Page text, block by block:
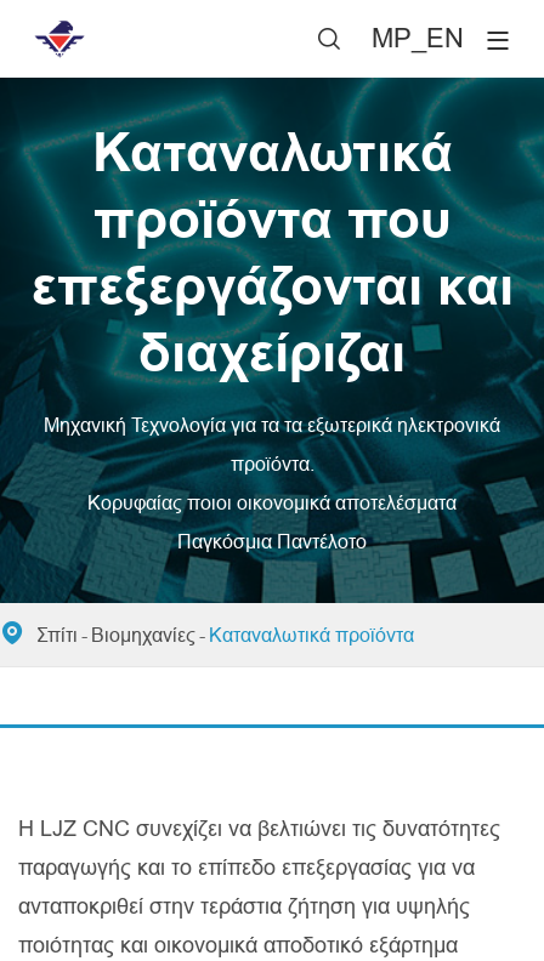
 MP_EN
Καταναλωτικά
προϊόντα που
επεξεργάζονται και
διαχείριζαι
Μηχανική Τεχνολογία για τα τα εξωτερικά ηλεκτρονικά
προϊόντα.
Κορυφαίας ποιοι οικονομικά αποτελέσματα
Παγκόσμια Παντέλοτο
 Σπίτι Βιομηχανίες Καταναλωτικά προϊόντα
Η LJZ CNC συνεχίζει να βελτιώνει τις δυνατότητες
παραγωγής και το επίπεδο επεξεργασίας για να
ανταποκριθεί στην τεράστια ζήτηση για υψηλής
ποιότητας και οικονομικά αποδοτικό εξάρτημα